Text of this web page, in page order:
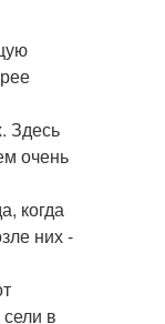
Здесь
очень
когда
них -
в